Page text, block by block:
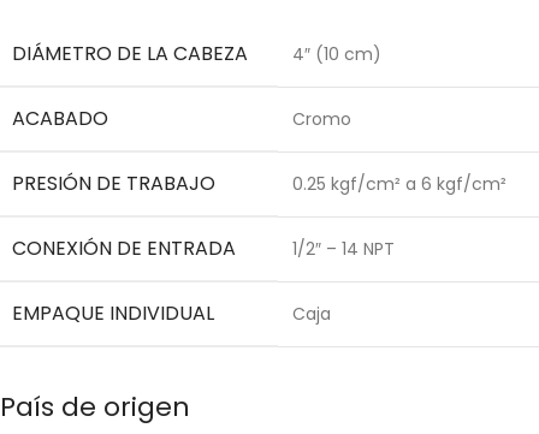
DIÁMETRO DE LA CABEZA 4″ (10 cm)
ACABADO Cromo
PRESIÓN DE TRABAJO 0.25 kgf/cm² a 6 kgf/cm²
CONEXIÓN DE ENTRADA 1/2″ – 14 NPT
EMPAQUE INDIVIDUAL Caja
País de origen